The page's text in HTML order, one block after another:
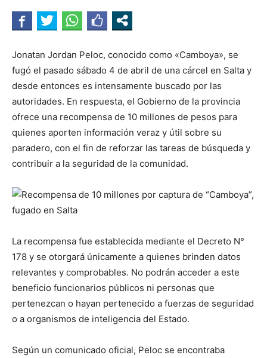
Jonatan Jordan Peloc, conocido como «Camboya», se
fugó el pasado sábado 4 de abril de una cárcel en Salta y
desde entonces es intensamente buscado por las
autoridades. En respuesta, el Gobierno de la provincia
ofrece una recompensa de 10 millones de pesos para
quienes aporten información veraz y útil sobre su
paradero, con el fin de reforzar las tareas de búsqueda y
contribuir a la seguridad de la comunidad.
La recompensa fue establecida mediante el Decreto N°
178 y se otorgará únicamente a quienes brinden datos
relevantes y comprobables. No podrán acceder a este
beneficio funcionarios públicos ni personas que
pertenezcan o hayan pertenecido a fuerzas de seguridad
o a organismos de inteligencia del Estado.
Según un comunicado oficial, Peloc se encontraba